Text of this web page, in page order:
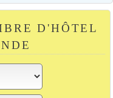
D'HÔTEL